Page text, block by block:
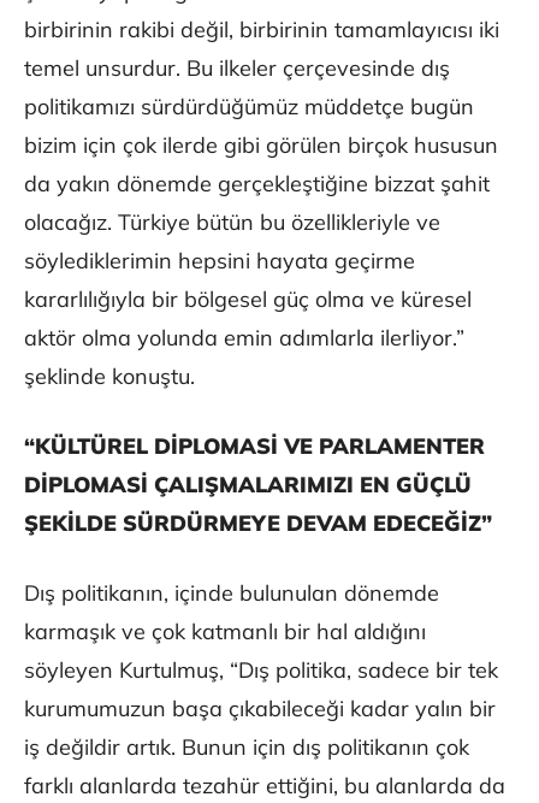
birbirinin rakibi değil, birbirinin tamamlayıcısı iki
temel unsurdur. Bu ilkeler çerçevesinde dış
politikamızı sürdürdüğümüz müddetçe bugün
bizim için çok ilerde gibi görülen birçok hususun
da yakın dönemde gerçekleştiğine bizzat şahit
olacağız. Türkiye bütün bu özellikleriyle ve
söylediklerimin hepsini hayata geçirme
kararlılığıyla bir bölgesel güç olma ve küresel
aktör olma yolunda emin adımlarla ilerliyor.”
şeklinde konuştu.
“KÜLTÜREL DİPLOMASİ VE PARLAMENTER
DİPLOMASİ ÇALIŞMALARIMIZI EN GÜÇLÜ
ŞEKİLDE SÜRDÜRMEYE DEVAM EDECEĞİZ”
Dış politikanın, içinde bulunulan dönemde
karmaşık ve çok katmanlı bir hal aldığını
söyleyen Kurtulmuş, “Dış politika, sadece bir tek
kurumumuzun başa çıkabileceği kadar yalın bir
iş değildir artık. Bunun için dış politikanın çok
farklı alanlarda tezahür ettiğini, bu alanlarda da